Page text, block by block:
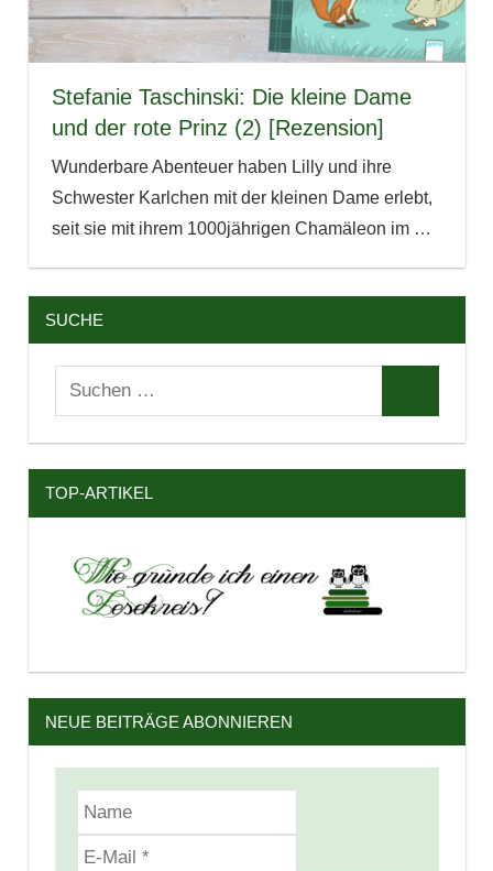
Stefanie Taschinski: Die kleine Dame
und der rote Prinz (2) [Rezension]
Wunderbare Abenteuer haben Lilly und ihre
Schwester Karlchen mit der kleinen Dame erlebt,
seit sie mit ihrem 1000jährigen Chamäleon im …
SUCHE
Suchen
TOP-ARTIKEL
NEUE BEITRÄGE ABONNIEREN